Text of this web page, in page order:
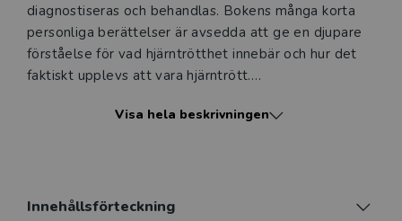
diagnostiseras och behandlas. Bokens många korta
personliga berättelser är avsedda att ge en djupare
förståelse för vad hjärntrötthet innebär och hur det
faktiskt upplevs att vara hjärntrött.
Boken vänder sig till studenter inom vården, till
försäkringsbolag. Självklart vänder vi oss även till
Visa hela beskrivningen
Innehållsförteckning